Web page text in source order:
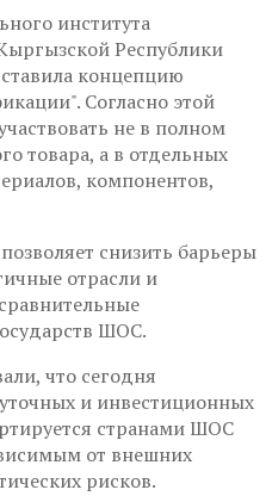
института
Республики
концепцию
Согласно этой
не в полном
товара, а в отдельных
компонентов,
снизить барьеры
отрасли и
ШОС.
что сегодня
и инвестиционных
странами ШОС
от внешних
рисков.